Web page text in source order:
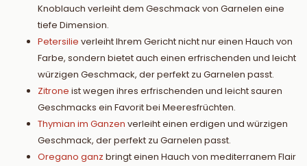
Knoblauch verleiht dem Geschmack von Garnelen eine
tiefe Dimension.
Petersilie verleiht Ihrem Gericht nicht nur einen Hauch von
Farbe, sondern bietet auch einen erfrischenden und leicht
würzigen Geschmack, der perfekt zu Garnelen passt.
Zitrone ist wegen ihres erfrischenden und leicht sauren
Geschmacks ein Favorit bei Meeresfrüchten.
Thymian im Ganzen verleiht einen erdigen und würzigen
Geschmack, der perfekt zu Garnelen passt.
Oregano ganz bringt einen Hauch von mediterranem Flair